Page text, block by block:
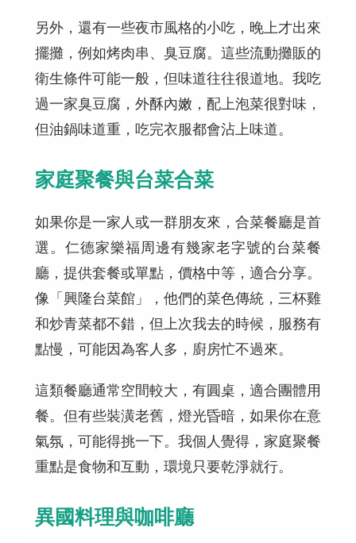
另外，還有一些夜市風格的小吃，晚上才出來
擺攤，例如烤肉串、臭豆腐。這些流動攤販的
衛生條件可能一般，但味道往往很道地。我吃
過一家臭豆腐，外酥內嫩，配上泡菜很對味，
但油鍋味道重，吃完衣服都會沾上味道。
家庭聚餐與台菜合菜
如果你是一家人或一群朋友來，合菜餐廳是首
選。仁德家樂福周邊有幾家老字號的台菜餐
廳，提供套餐或單點，價格中等，適合分享。
像「興隆台菜館」，他們的菜色傳統，三杯雞
和炒青菜都不錯，但上次我去的時候，服務有
點慢，可能因為客人多，廚房忙不過來。
這類餐廳通常空間較大，有圓桌，適合團體用
餐。但有些裝潢老舊，燈光昏暗，如果你在意
氣氛，可能得挑一下。我個人覺得，家庭聚餐
重點是食物和互動，環境只要乾淨就行。
異國料理與咖啡廳